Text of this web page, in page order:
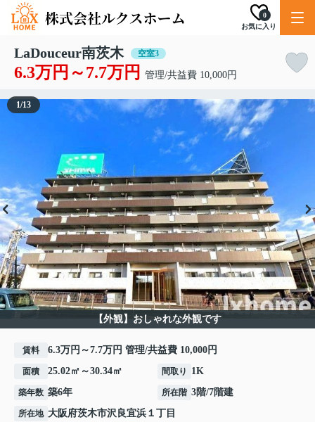
お気に入り
0
LaDouceur南茨木 空室3
6.3万円～7.7万円 管理/共益費 10,000円
【外観】おしゃれな外観です
1/13
賃料 6.3万円～7.7万円 管理/共益費 10,000円
面積 25.02㎡～30.34㎡ 間取り 1K
築年数 築6年 所在階 3階/7階建
所在地 大阪府茨木市沢良宜浜 １丁目